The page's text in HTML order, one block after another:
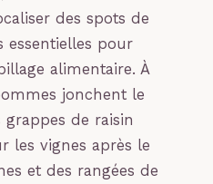
des spots de
essentielles pour
alimentaire. À
jonchent le
grappes de raisin
les vignes après le
et des rangées de